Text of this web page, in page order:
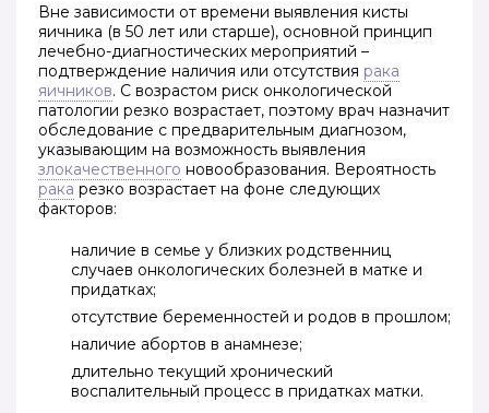
Вне зависимости от времени выявления кисты
яичника (в 50 лет или старше), основной принцип
лечебно-диагностических мероприятий –
подтверждение наличия или отсутствия рака
яичников. С возрастом риск онкологической
патологии резко возрастает, поэтому врач назначит
обследование с предварительным диагнозом,
указывающим на возможность выявления
злокачественного новообразования. Вероятность
рака резко возрастает на фоне следующих
факторов:
наличие в семье у близких родственниц
случаев онкологических болезней в матке и
придатках;
отсутствие беременностей и родов в прошлом;
наличие абортов в анамнезе;
длительно текущий хронический
воспалительный процесс в придатках матки.